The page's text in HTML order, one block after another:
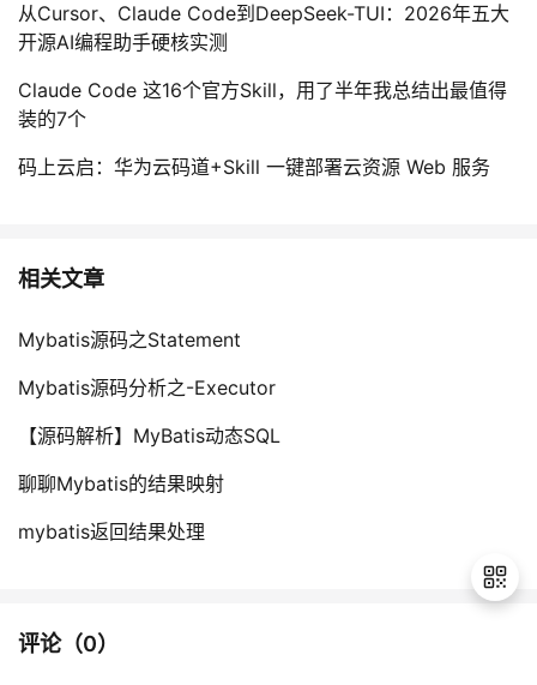
从Cursor、Claude Code到DeepSeek-TUI：2026年五大
开源AI编程助手硬核实测
Claude Code 这16个官方Skill，用了半年我总结出最值得
装的7个
码上云启：华为云码道+Skill 一键部署云资源 Web 服务
相关文章
Mybatis源码之Statement
Mybatis源码分析之-Executor
【源码解析】MyBatis动态SQL
聊聊Mybatis的结果映射
mybatis返回结果处理
评论（0）